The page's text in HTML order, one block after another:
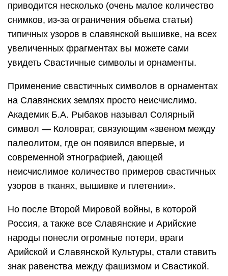
приводится несколько (очень малое количество
снимков, из-за ограничения объема статьи)
типичных узоров в славянской вышивке, на всех
увеличенных фрагментах вы можете сами
увидеть Свастичные символы и орнаменты.
Применение свастичных символов в орнаментах
на Славянских землях просто неисчислимо.
Академик Б.А. Рыбаков называл Солярный
символ — Коловрат, связующим «звеном между
палеолитом, где он появился впервые, и
современной этнографией, дающей
неисчислимое количество примеров свастичных
узоров в тканях, вышивке и плетении».
Но после Второй Мировой войны, в которой
Россия, а также все Славянские и Арийские
народы понесли огромные потери, враги
Арийской и Славянской Культуры, стали ставить
знак равенства между фашизмом и Свастикой.